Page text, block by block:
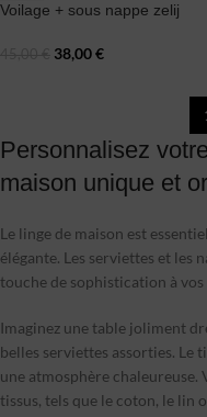
Voilage + sous nappe zelij
38,00€
Personnalisez
maison unique et
Le linge de maison est
élégante. Les serviettes et les
touche de sophistication à vos
Imaginez une table joliment
belles serviettes assorties. Le
une atmosphère
tissus, tels que le coton, le lin